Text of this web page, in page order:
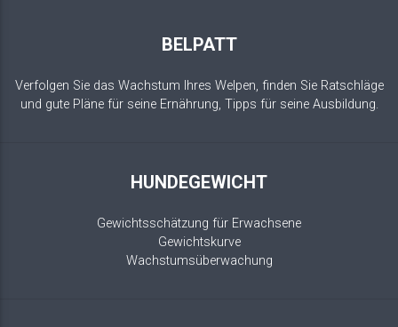
BELPATT
Verfolgen Sie das Wachstum Ihres Welpen, finden Sie Ratschläge
und gute Pläne für seine Ernährung, Tipps für seine Ausbildung.
HUNDEGEWICHT
Gewichtsschätzung für Erwachsene
Gewichtskurve
Wachstumsüberwachung